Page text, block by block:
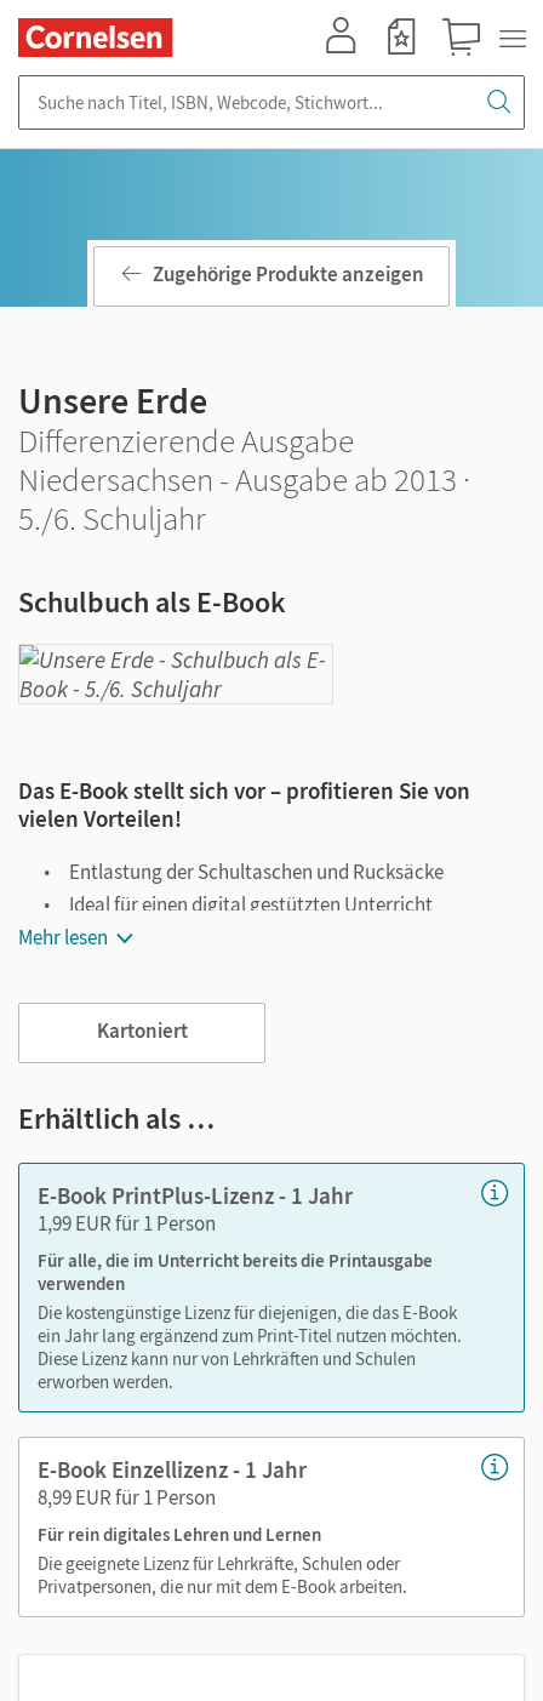
Zugehörige Produkte anzeigen
Unsere Erde
Differenzierende Ausgabe
Niedersachsen - Ausgabe ab 2013 ·
5./6. Schuljahr
Schulbuch als E-Book
Das E-Book stellt sich vor – profitieren Sie von
vielen Vorteilen!
Entlastung der Schultaschen und Rucksäcke
Ideal für einen digital gestützten Unterricht
Notiz- und Markierungsmöglichkeit
Viele digitale Funktionen unterstützen das Lehren und
Lernen:
Notizen erstellen
Lesezeichen hinzufügen
Zoomen
Mehr lesen
Kartoniert
Erhältlich als …
E-Book PrintPlus-Lizenz - 1 Jahr
1,99 EUR für 1 Person
Für alle, die im Unterricht bereits die Printausgabe
verwenden
Die kostengünstige Lizenz für diejenigen, die das E-Book
ein Jahr lang ergänzend zum Print-Titel nutzen möchten.
Diese Lizenz kann nur von Lehrkräften und Schulen
erworben werden.
E-Book Einzellizenz - 1 Jahr
8,99 EUR für 1 Person
Für rein digitales Lehren und Lernen
Die geeignete Lizenz für Lehrkräfte, Schulen oder
Privatpersonen, die nur mit dem E-Book arbeiten.